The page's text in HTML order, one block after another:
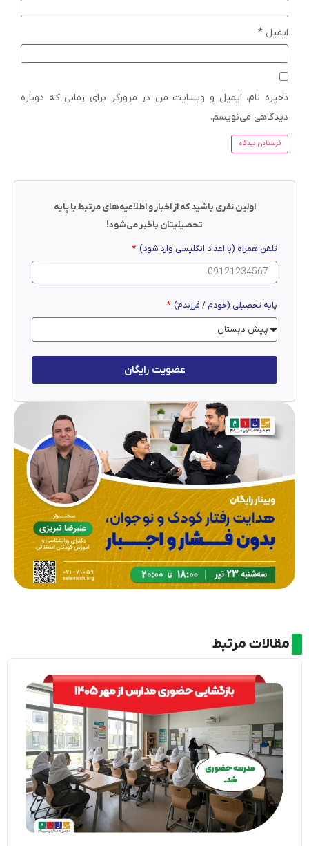
ایمیل *
ذخیره نام، ایمیل و وبسایت من در مرورگر برای زمانی که دوباره
دیدگاهی می‌نویسم.
اولین نفری باشید که از اخبار و اطلاعیه‌های مرتبط با پایه
تحصیلیتان باخبر می‌شود!
تلفن همراه (با اعداد انگلیسی وارد شود)
پایه تحصیلی (خودم / فرزندم)
عضویت رایگان
مقالات مرتبط